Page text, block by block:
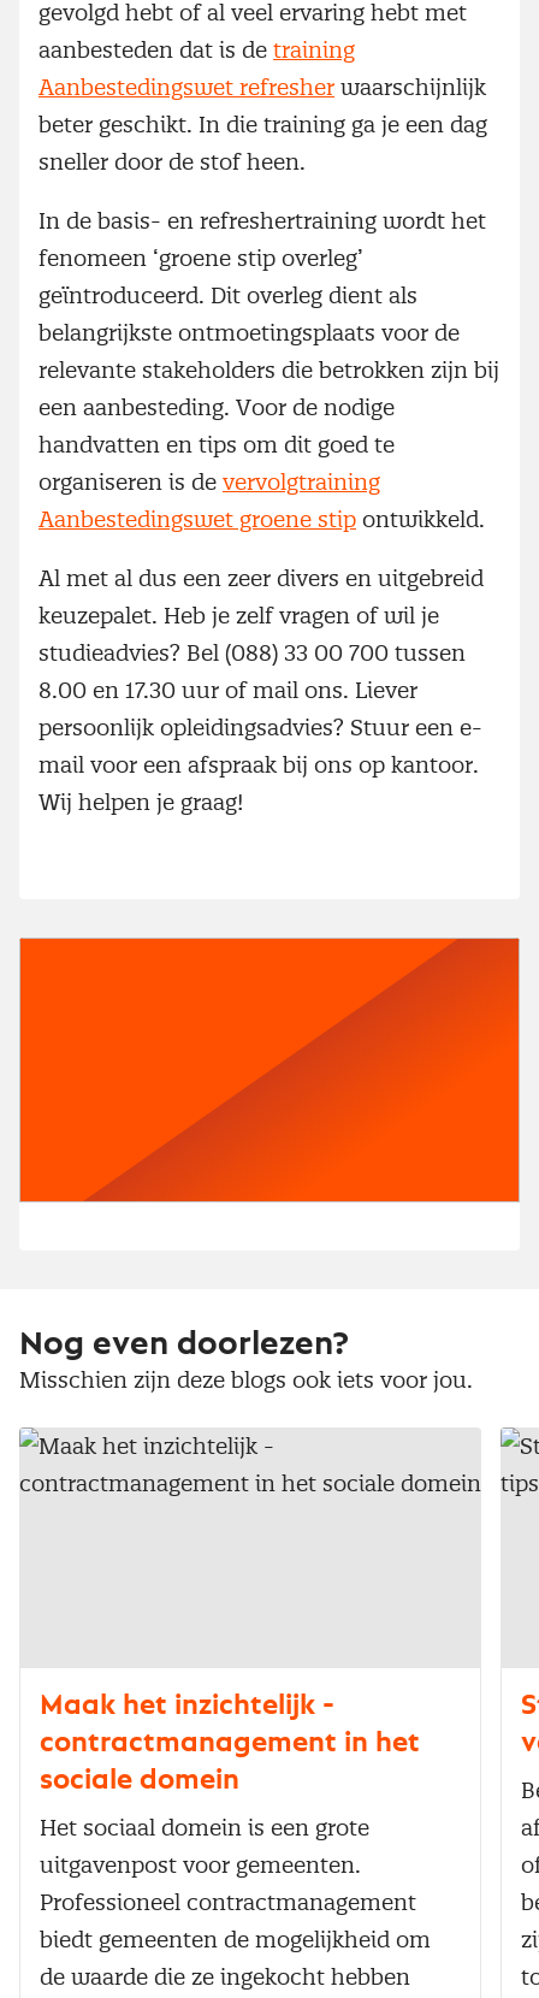
gevolgd hebt of al veel ervaring hebt met
aanbesteden dat is de training
Aanbestedingswet refresher waarschijnlijk
beter geschikt. In die training ga je een dag
sneller door de stof heen.
In de basis- en refreshertraining wordt het
fenomeen ‘groene stip overleg’
geïntroduceerd. Dit overleg dient als
belangrijkste ontmoetingsplaats voor de
relevante stakeholders die betrokken zijn bij
een aanbesteding. Voor de nodige
handvatten en tips om dit goed te
organiseren is de vervolgtraining
Aanbestedingswet groene stip ontwikkeld.
Al met al dus een zeer divers en uitgebreid
keuzepalet. Heb je zelf vragen of wil je
studieadvies? Bel (088) 33 00 700 tussen
8.00 en 17.30 uur of mail ons. Liever
persoonlijk opleidingsadvies? Stuur een e-
mail voor een afspraak bij ons op kantoor.
Wij helpen je graag!
Nog even doorlezen?
Misschien zijn deze blogs ook iets voor jou.
Maak het inzichtelijk -
contractmanagement in het
sociale domein
Het sociaal domein is een grote
uitgavenpost voor gemeenten.
Professioneel contractmanagement
biedt gemeenten de mogelijkheid om
de waarde die ze ingekocht hebben